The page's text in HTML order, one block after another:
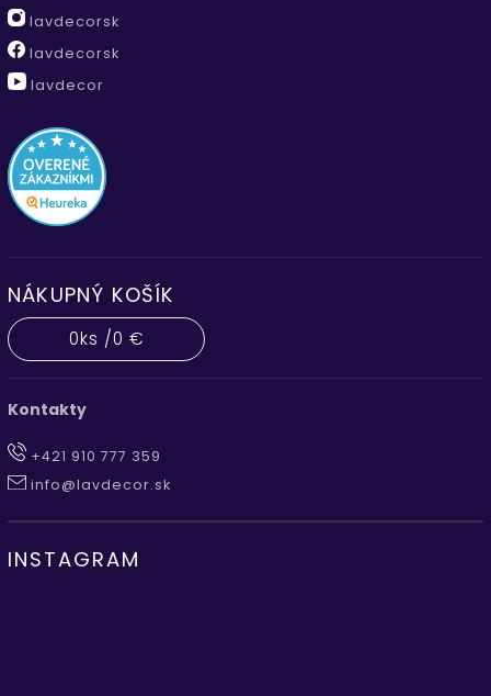
lavdecorsk
lavdecorsk
lavdecor
NÁKUPNÝ KOŠÍK
0ks /0 €
Kontakty
+421 910 777 359
info@lavdecor.sk
INSTAGRAM